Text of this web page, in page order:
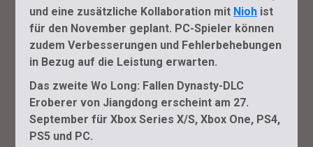
und eine zusätzliche Kollaboration mit Nioh ist
für den November geplant. PC-Spieler können
zudem Verbesserungen und Fehlerbehebungen
in Bezug auf die Leistung erwarten.
Das zweite Wo Long: Fallen Dynasty-DLC
Eroberer von Jiangdong erscheint am 27.
September für Xbox Series X/S, Xbox One, PS4,
PS5 und PC.